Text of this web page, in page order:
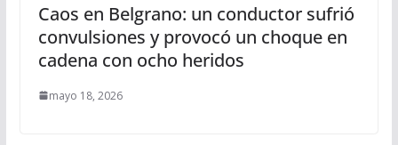
Caos en Belgrano: un conductor sufrió
convulsiones y provocó un choque en
cadena con ocho heridos
mayo 18, 2026